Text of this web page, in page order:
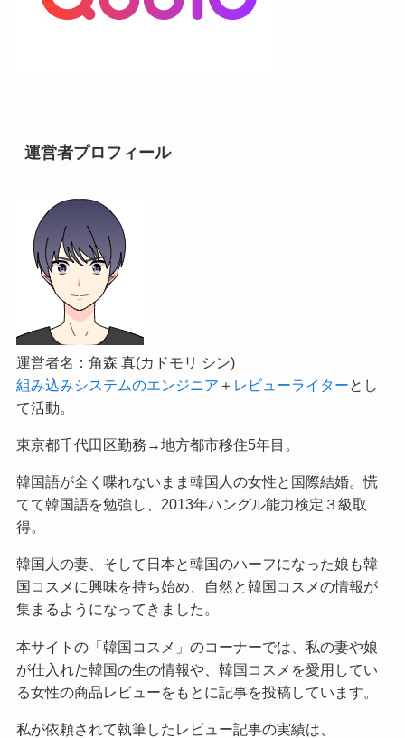
運営者プロフィール
運営者名：角森 真(カドモリ シン)
組み込みシステムのエンジニア ＋ レビューライターとし
て活動。
東京都千代田区勤務→地方都市移住5年目。
韓国語が全く喋れないまま韓国人の女性と国際結婚。慌
てて韓国語を勉強し、2013年ハングル能力検定３級取
得。
韓国人の妻、そして日本と韓国のハーフになった娘も韓
国コスメに興味を持ち始め、自然と韓国コスメの情報が
集まるようになってきました。
本サイトの「韓国コスメ」のコーナーでは、私の妻や娘
が仕入れた韓国の生の情報や、韓国コスメを愛用してい
る女性の商品レビューをもとに記事を投稿しています。
私が依頼されて執筆したレビュー記事の実績は、